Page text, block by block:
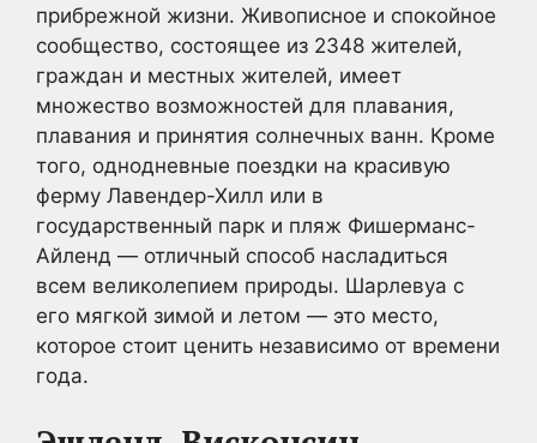
прибрежной жизни. Живописное и спокойное
сообщество, состоящее из 2348 жителей,
граждан и местных жителей, имеет
множество возможностей для плавания,
плавания и принятия солнечных ванн. Кроме
того, однодневные поездки на красивую
ферму Лавендер-Хилл или в
государственный парк и пляж Фишерманс-
Айленд — отличный способ насладиться
всем великолепием природы. Шарлевуа с
его мягкой зимой и летом — это место,
которое стоит ценить независимо от времени
года.